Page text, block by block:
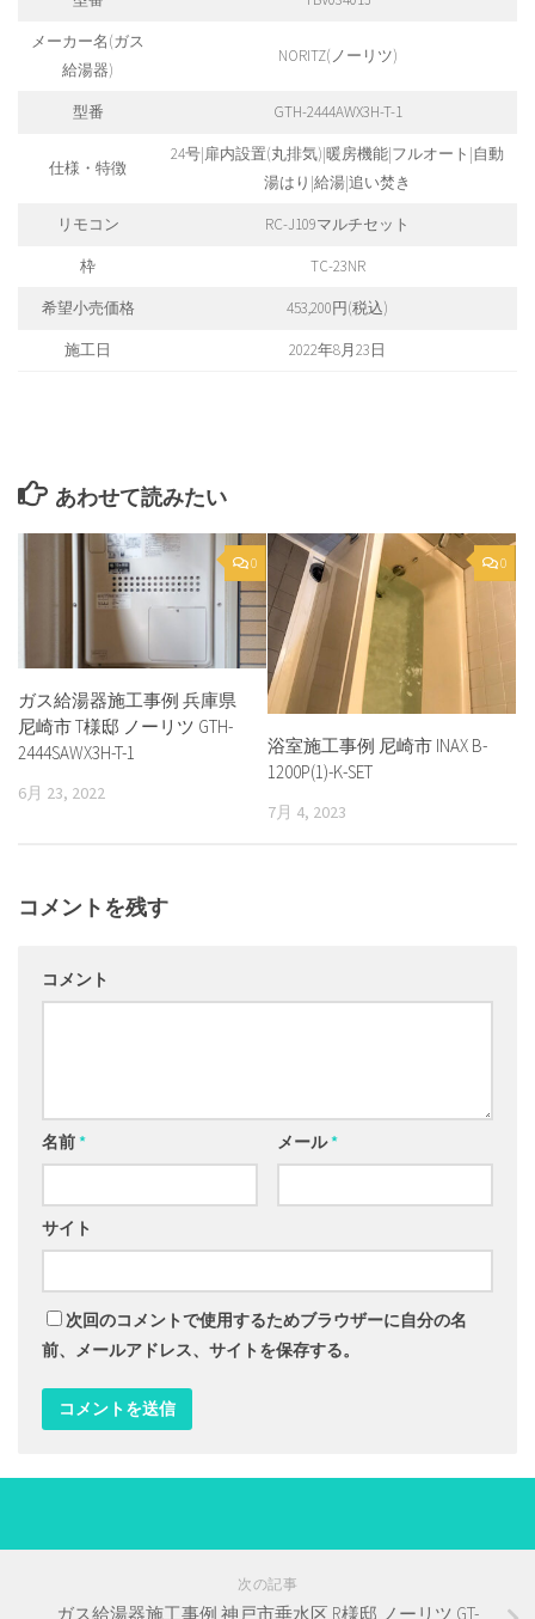
メーカー名(ガス
給湯器)
NORITZ(ノーリツ)
型番 GTH-2444AWX3H-T-1
仕様・特徴
24号|扉内設置(丸排気)|暖房機能|フルオート|自動
湯はり|給湯|追い焚き
リモコン RC-J109マルチセット
枠 TC-23NR
希望小売価格 453,200円(税込)
施工日 2022年8月23日
あわせて読みたい
0
ガス給湯器施工事例 兵庫県
尼崎市 T様邸 ノーリツ GTH-
2444SAWX3H-T-1
6月 23, 2022
0
浴室施工事例 尼崎市 INAX B-
1200P(1)-K-SET
7月 4, 2023
コメントを残す
コメント
名前* メール*
サイト
次回のコメントで使用するためブラウザーに自分の名
前、メールアドレス、サイトを保存する。
次の記事
ガス給湯器施工事例 神戸市垂水区 R様邸 ノーリツ GT-